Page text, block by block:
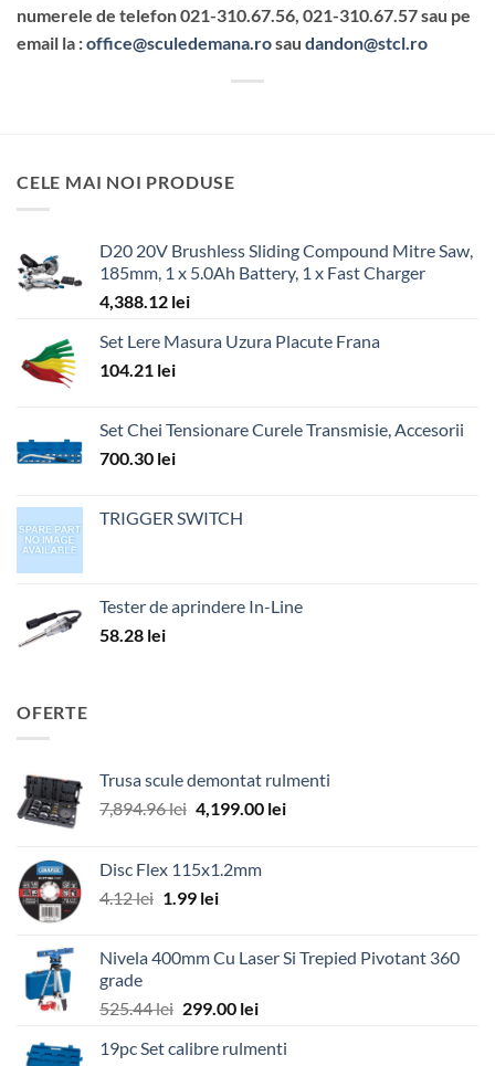
numerele de telefon 021-310.67.56, 021-310.67.57 sau pe
email la :office@sculedemana.rosau dandon@stcl.ro
CELE MAI NOI PRODUSE
D20 20V Brushless Sliding Compound Mitre Saw,
185mm, 1 x 5.0Ah Battery, 1 x Fast Charger
4,388.12 lei
Set Lere Masura Uzura Placute Frana
104.21 lei
Set Chei Tensionare Curele Transmisie, Accesorii
700.30 lei
TRIGGER SWITCH
Tester de aprindere In-Line
58.28 lei
OFERTE
Trusa scule demontat rulmenti
7,894.96lei Prețul
fost:
7,894.96 lei.
4,199.00 leiPrețul
Disc Flex 115x1.2mm
4.12lei Prețul
fost:
1.99 leiPrețul
1.99 lei.
Nivela 400mm Cu Laser Si Trepied Pivotant 360
grade
525.44lei Prețul
a
299.00 leiPrețul
este:
19pc Set calibre rulmenti